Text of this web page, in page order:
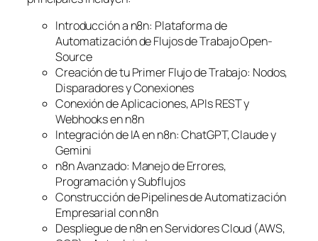
Introducción a n8n: Plataforma de
Automatización de Flujos de Trabajo Open-
Source
Creación de tu Primer Flujo de Trabajo: Nodos,
Disparadores y Conexiones
Conexión de Aplicaciones, APIs REST y
Webhooks en n8n
Integración de IA en n8n: ChatGPT, Claude y
Gemini
n8n Avanzado: Manejo de Errores,
Programación y Subflujos
Construcción de Pipelines de Automatización
Empresarial con n8n
Despliegue de n8n en Servidores Cloud (AWS,